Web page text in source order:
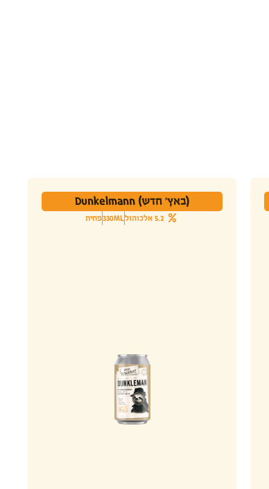
(באץ' חדש) Dunkelmann
5.2 אלכוהול 330MLפחית